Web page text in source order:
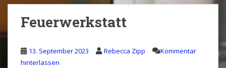
Feuerwerkstatt
13. September 2023 Rebecca Zipp
Kommentar
hinterlassen